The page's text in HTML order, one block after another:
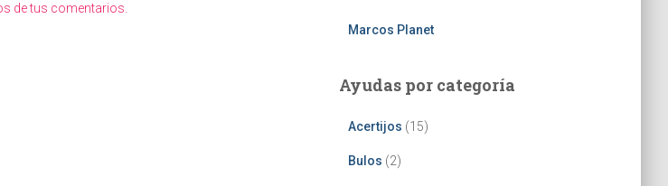
de tus comentarios.
Marcos Planet
Ayudas por categoría
Acertijos (15)
Bulos (2)